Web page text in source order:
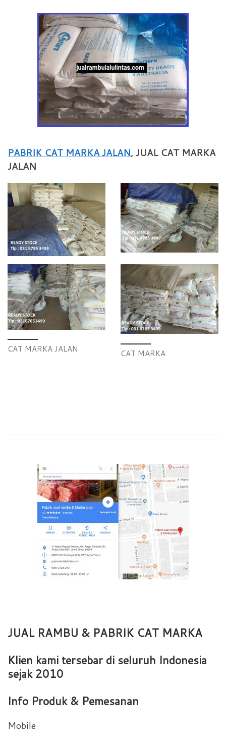
PABRIK CAT MARKA JALAN, JUAL CAT MARKA
JALAN
CAT MARKA JALAN CAT MARKA
JUAL RAMBU & PABRIK CAT MARKA
Klien kami tersebar di seluruh Indonesia
sejak 2010
Info Produk & Pemesanan
Mobile